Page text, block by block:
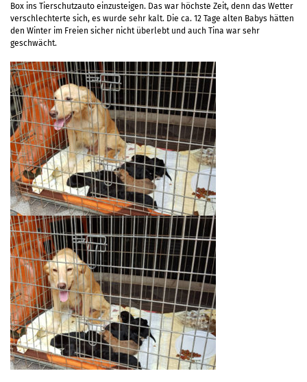
Box ins Tierschutzauto einzusteigen. Das war höchste Zeit, denn das Wetter
verschlechterte sich, es wurde sehr kalt. Die ca. 12 Tage alten Babys hätten
den Winter im Freien sicher nicht überlebt und auch Tina war sehr
geschwächt.